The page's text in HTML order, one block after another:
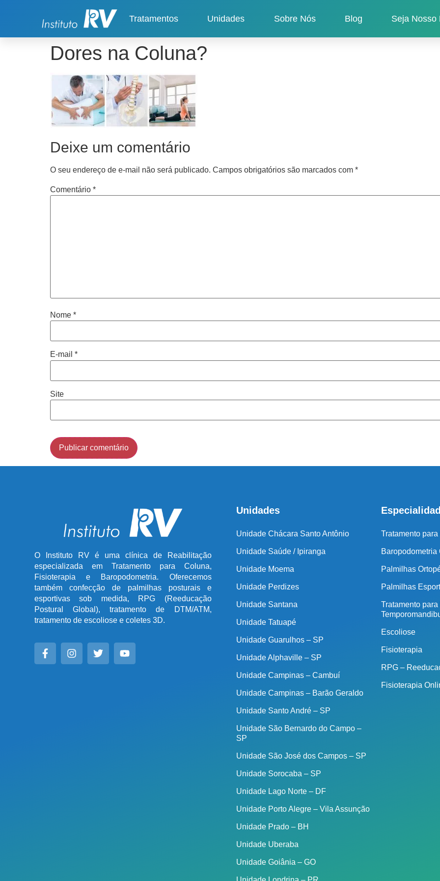
Tratamentos Unidades Sobre Nós Blog Seja Nosso
Dores na Coluna?
Deixe um comentário
O seu endereço de e-mail não será publicado. Campos obrigatórios são marcados com *
Comentário *
Nome *
E-mail *
Site
O Instituto RV é uma clínica de Reabilitação
especializada em Tratamento para Coluna,
Fisioterapia e Baropodometria. Oferecemos
também confecção de palmilhas posturais e
esportivas sob medida, RPG (Reeducação
Postural Global), tratamento de DTM/ATM,
tratamento de escoliose e coletes 3D.
Unidades
Unidade Chácara Santo Antônio
Unidade Saúde / Ipiranga
Unidade Moema
Unidade Perdizes
Unidade Santana
Unidade Tatuapé
Unidade Guarulhos – SP
Unidade Alphaville – SP
Unidade Campinas – Cambuí
Unidade Campinas – Barão Geraldo
Unidade Santo André – SP
Unidade São Bernardo do Campo –
SP
Unidade São José dos Campos – SP
Unidade Sorocaba – SP
Unidade Lago Norte – DF
Unidade Porto Alegre – Vila Assunção
Unidade Prado – BH
Unidade Uberaba
Unidade Goiânia – GO
Tratamento
Baropodometria
Palmilhas
Palmilhas
Tratamento
Escoliose
Fisioterapia
RPG –
Fisioterapia